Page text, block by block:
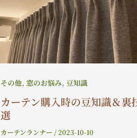
その他,窓のお悩み, 豆知識
カーテン購入時の豆知識＆
選
カーテンランナー /2023-10-10